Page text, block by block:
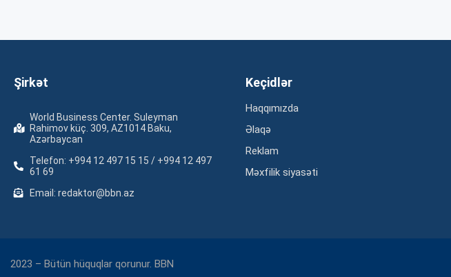
Şirkət
World Business Center. Suleyman
Rahimov küç. 309, AZ1014 Baku,
Azərbaycan
Telefon: +994 12 497 15 15 / +994 12 497
61 69
Email: redaktor@bbn.az
Keçidlər
Haqqımızda
Əlaqə
Reklam
Məxfilik siyasəti
2023 – Bütün hüquqlar qorunur. BBN